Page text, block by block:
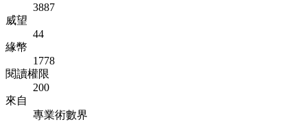
3887
威望
44
緣幣
1778
閱讀權限
200
來自
專業術數界